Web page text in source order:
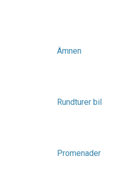
Ämnen
Rundturer bil
Promenader